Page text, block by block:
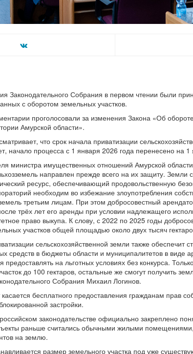
Законодательного Собрания в первом чтении были
с оборотом земельных участков.
проголосовали за изменения Закона «Об
Амурской области».
что срок начала приватизации
начало процесса с 1 января 2026 года перенесено на 1
министра имущественных отношений Амурской
направлен прежде всего на их защиту. Земли
ресурс, обеспечивающий продовольственную
необходим во избежание злоупотребления
третьим лицам. При этом добросовестный
трёх лет его аренды при условии надлежащего
право выкупа. К слову, с 2022 по 2025 годы
участков общей площадью около двух тысяч
сельскохозяйственной земли также обеспечит
средств в бюджеты области и муниципалитетов в виде
предоставлять на льготных условиях без конкурса.
до 100 гектаров, остальные же смогут получить
Собрания Михаил Логинов.
касается бесплатного предоставления гражданам прав
застройки.
законодательстве официально закреплено
раньше считались обычными жилыми помещениями,
на землю.
размер земельного участка под уже